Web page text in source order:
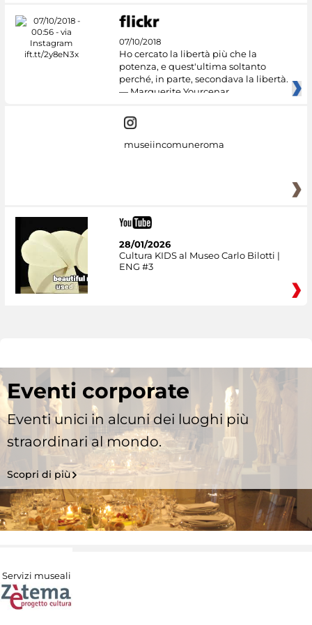
07/10/2018
Ho cercato la libertà più che la
potenza, e quest'ultima soltanto
perché, in parte, secondava la libertà.
— Marguerite Yourcenar
museiincomuneroma
28/01/2026
Cultura KIDS al Museo Carlo Bilotti |
ENG #3
Eventi corporate
Eventi unici in alcuni dei luoghi più
straordinari al mondo.
Scopri di più
Servizi museali